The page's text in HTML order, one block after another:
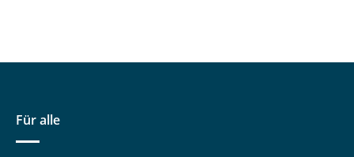
Hinz Marius
Für alle